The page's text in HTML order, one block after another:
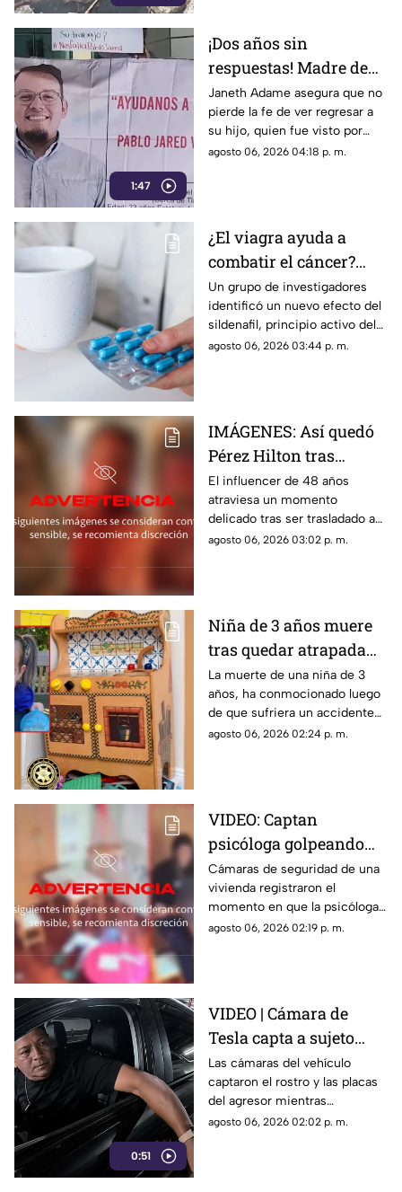
1:47
¡Dos años sin
respuestas! Madre de
Pablo Jared mantiene
la esperanza de
encontrarlo con vida
Janeth Adame asegura que no
pierde la fe de ver regresar a
su hijo, quien fue visto por
última vez el 30 de julio de
agosto 06, 2026 04:18 p. m.
¿El viagra ayuda a
combatir el cáncer?
Estudio revela que
podría frenar la
metástasis
Un grupo de investigadores
identificó un nuevo efecto del
sildenafil, principio activo del
viagra, que podría cambiar su
agosto 06, 2026 03:44 p. m.
IMÁGENES: Así quedó
Pérez Hilton tras
agresiones durante en
vivo de TikTok
El influencer de 48 años
atraviesa un momento
delicado tras ser trasladado a
un hospital por cuerpos de
agosto 06, 2026 03:02 p. m.
Niña de 3 años muere
tras quedar atrapada
en cocina de juguete
La muerte de una niña de 3
años, ha conmocionado luego
de que sufriera un accidente
doméstico con una cocina de
agosto 06, 2026 02:24 p. m.
VIDEO: Captan
psicóloga golpeando
brutalmente a niño
INDEFENSO con
autismo y epilepsia
Cámaras de seguridad de una
vivienda registraron el
momento en que la psicóloga
agredió físicamente a un niño
agosto 06, 2026 02:19 p. m.
0:51
VIDEO | Cámara de
Tesla capta a sujeto
rayando el auto en
estacionamiento
Las cámaras del vehículo
captaron el rostro y las placas
del agresor mientras
vandalizaba la pintura. Esto
agosto 06, 2026 02:02 p. m.